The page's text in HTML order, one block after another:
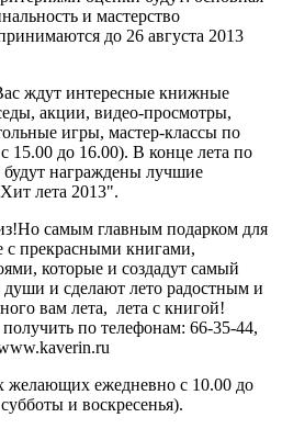
и мастерство
до 26 августа 2013
ждут интересные книжные
акции, видео-просмотры,
игры, мастер-классы по
15.00 до 16.00). В конце лета по
награждены лучшие
лета 2013".
самым главным подарком для
с прекрасными книгами,
которые и создадут самый
и сделают лето радостным и
вам лета, лета с книгой!
по телефонам: 66-35-44,
желающих ежедневно с 10.00 до
и воскресенья).